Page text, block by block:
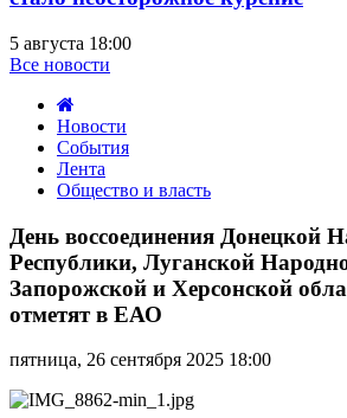
5 августа 18:00
Все новости
Новости
События
Лента
Общество и власть
воссоединения
Донецкой
Народной
Республики,
Луганской
Республики,
и
День воссоединения Донецкой
Республики, Луганской
Запорожской и Херсонской
отметят в ЕАО
пятница, 26 сентября 2025 18:00